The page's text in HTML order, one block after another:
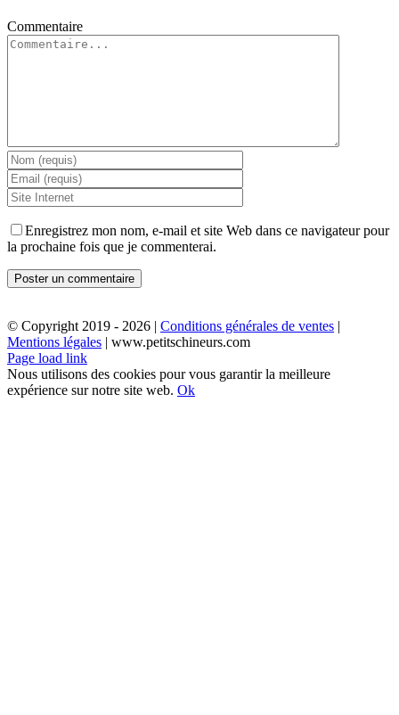
Commentaire
Enregistrez mon nom, e-mail et site Web dans ce navigateur pour
la prochaine fois que je commenterai.
© Copyright 2019 - 2026 | Conditions générales de ventes |
Mentions légales | www.petitschineurs.com
Page load link
Nous utilisons des cookies pour vous garantir la meilleure
expérience sur notre site web. Ok